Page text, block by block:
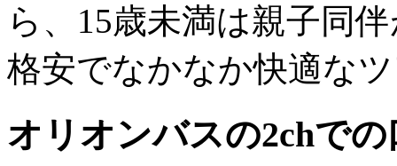
ら、15歳未満は親子同
格安でなかなか快適な
オリオンバスの2chで